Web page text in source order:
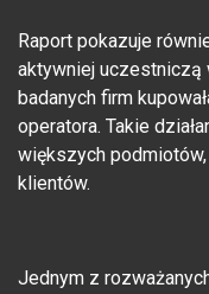
Raport pokazuje
aktywniej uczestniczą
badanych firm
operatora. Takie
większych
klientów.
Jednym z